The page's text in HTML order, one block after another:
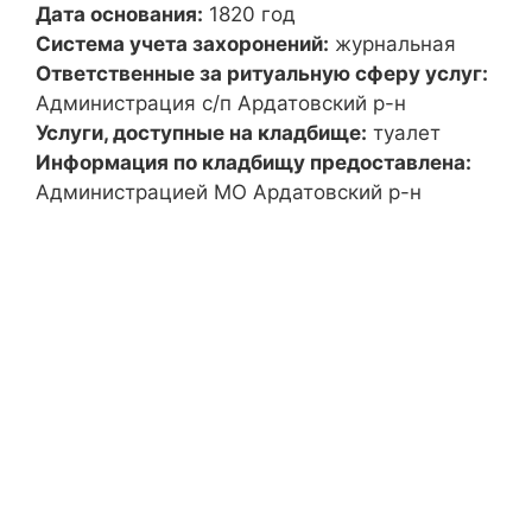
Дата основания: 1820 год
Система учета захоронений: журнальная
Ответственные за ритуальную сферу услуг:
Администрация с/п Ардатовский р-н
Услуги, доступные на кладбище: туалет
Информация по кладбищу предоставлена:
Администрацией МО Ардатовский р-н